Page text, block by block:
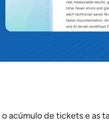
acúmulo de tickets e as